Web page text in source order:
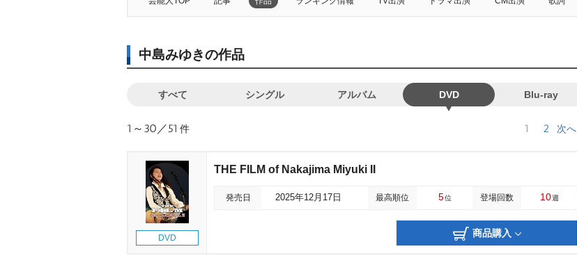
中島みゆきの作品
すべて シングル アルバム DVD Blu-ray
1～30／51 件 1 2 次へ
DVD
THE FILM of Nakajima Miyuki II
発売日 2025年12月17日 最高順位 5位 登場回数 10週
商品購入